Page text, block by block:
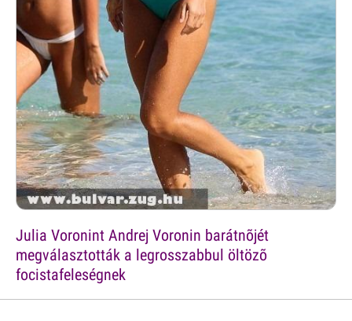
Julia Voronint Andrej Voronin barátnõjét
megválasztották a legrosszabbul öltözõ
focistafeleségnek